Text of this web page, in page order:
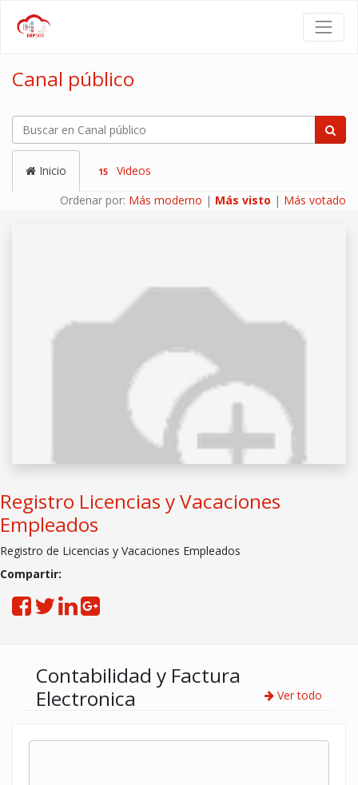
Canal público
Inicio 15
Videos
Ordenar por: Más moderno | Más visto | Más votado
Registro Licencias y Vacaciones
Empleados
Registro de Licencias y Vacaciones Empleados
Compartir:
Contabilidad y Factura
Electronica
Ver todo